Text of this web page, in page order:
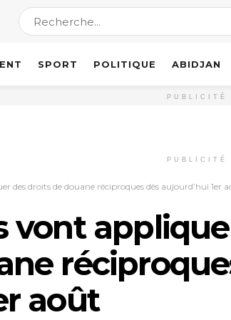
SPORT POLITIQUE ABIDJAN
PUBLICITÉ
PUBLICITÉ
des droits de douane réciproques dès aujourd’hui 1er
vont
août